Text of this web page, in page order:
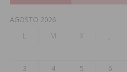
AGOSTO 2026
L
M X J
3
4 5 6